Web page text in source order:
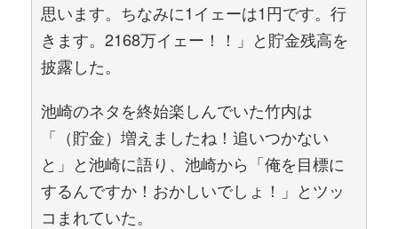
思います。ちなみに1イェーは1円です。行
きます。2168万イェー！！」と貯金残高を
披露した。
池崎のネタを終始楽しんでいた竹内は
「（貯金）増えましたね！追いつかない
と」と池崎に語り、池崎から「俺を目標に
するんですか！おかしいでしょ！」とツッ
コまれていた。